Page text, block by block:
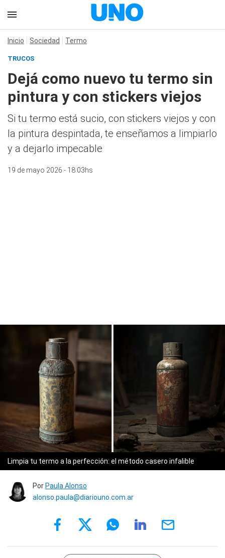
Inicio Sociedad Termo
TRUCOS
Dejá como nuevo tu termo sin
pintura y con stickers viejos
Si tu termo está sucio, con stickers viejos y con
la pintura despintada, te enseñamos a limpiarlo
y a dejarlo impecable
19 de mayo 2026 - 18:03hs
Limpia tu termo a la perfección: el método casero infalible
Por Paula Alonso
alonso.paula@diariouno.com.ar